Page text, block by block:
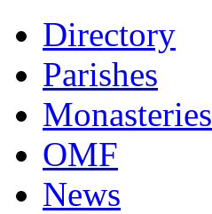
Directory
Parishes
Monasteries
OMF
News